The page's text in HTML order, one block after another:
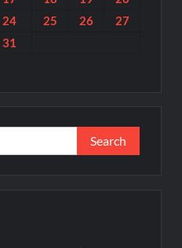
24 25 26
27
31
Search
for: